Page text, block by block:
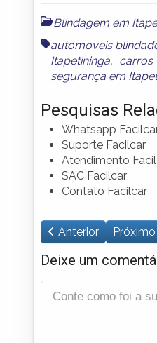
Blindagem em
automoveis
Itapetininga,
segurança em
Pesquisas
Whatsapp
Suporte Facilcar
Atendimento
SAC Facilcar
Contato Facilcar
Anterior Próximo
Deixe um